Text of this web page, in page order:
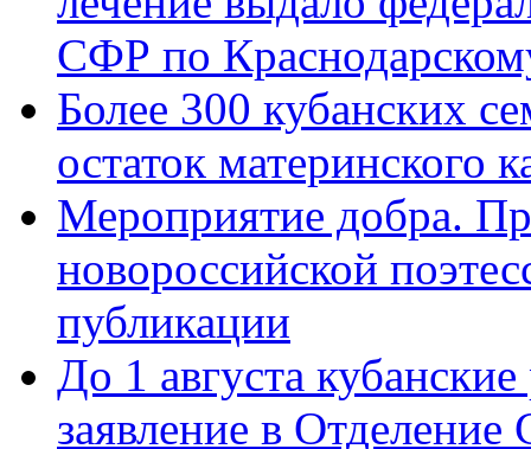
СФР по
Более 300 кубанских
остаток материнского
Мероприятие добра.
новороссийской
публикации
До 1 августа
заявление в